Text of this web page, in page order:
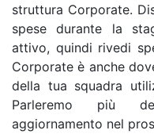
struttura Corporate.
spese durante la
attivo, quindi rivedi
Corporate è anche
della tua squadra
Parleremo più
aggiornamento nel